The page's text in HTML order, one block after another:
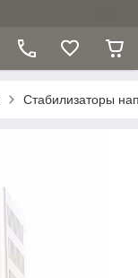
Стабилизаторы